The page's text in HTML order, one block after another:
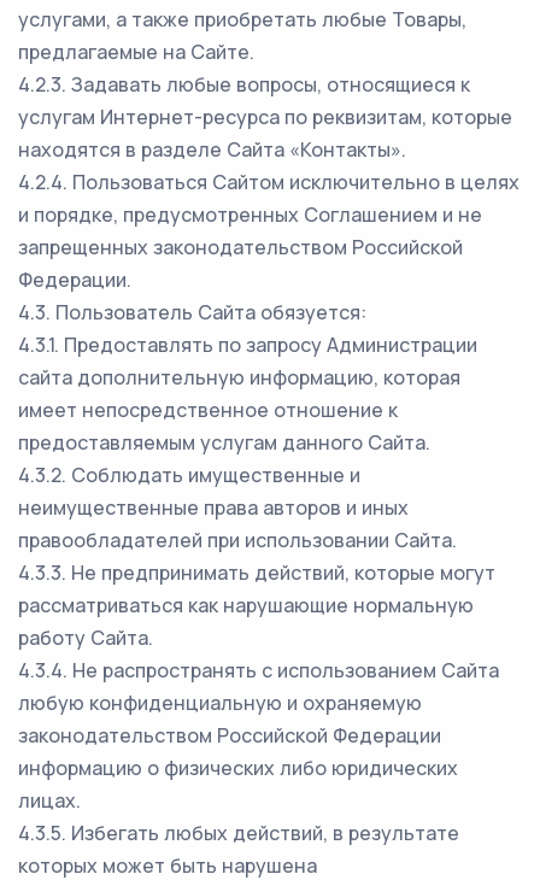
услугами, а также приобретать любые Товары,
предлагаемые на Сайте.
4.2.3. Задавать любые вопросы, относящиеся к
услугам Интернет-ресурса по реквизитам, которые
находятся в разделе Сайта «Контакты».
4.2.4. Пользоваться Сайтом исключительно в целях
и порядке, предусмотренных Соглашением и не
запрещенных законодательством Российской
Федерации.
4.3. Пользователь Сайта обязуется:
4.3.1. Предоставлять по запросу Администрации
сайта дополнительную информацию, которая
имеет непосредственное отношение к
предоставляемым услугам данного Сайта.
4.3.2. Соблюдать имущественные и
неимущественные права авторов и иных
правообладателей при использовании Сайта.
4.3.3. Не предпринимать действий, которые могут
рассматриваться как нарушающие нормальную
работу Сайта.
4.3.4. Не распространять с использованием Сайта
любую конфиденциальную и охраняемую
законодательством Российской Федерации
информацию о физических либо юридических
лицах.
4.3.5. Избегать любых действий, в результате
которых может быть нарушена